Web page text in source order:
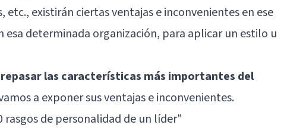
existirán ciertas ventajas e inconvenientes en ese
determinada organización, para aplicar un estilo u
las características más importantes del
a exponer sus ventajas e inconvenientes.
rasgos de personalidad de un líder"